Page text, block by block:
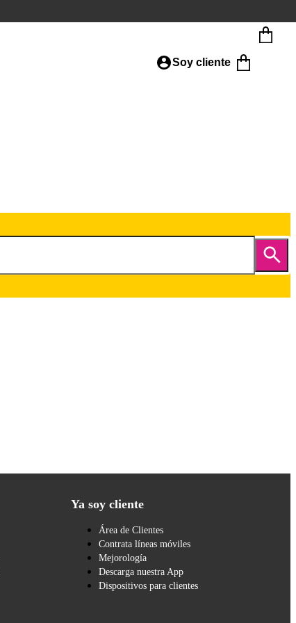
Soy cliente
Ya soy cliente
Área de Clientes
Contrata líneas móviles
Mejorología
Descarga nuestra App
Dispositivos para clientes